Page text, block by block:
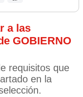
a las
GOBIERNO
requisitos que
en la